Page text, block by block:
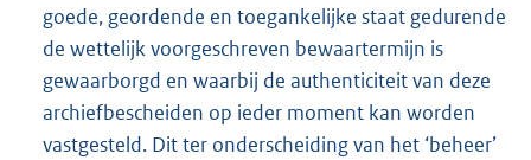
goede, geordende en toegankelijke staat gedurende
de wettelijk voorgeschreven bewaartermijn is
gewaarborgd en waarbij de authenticiteit van deze
archiefbescheiden op ieder moment kan worden
vastgesteld. Dit ter onderscheiding van het ‘beheer’